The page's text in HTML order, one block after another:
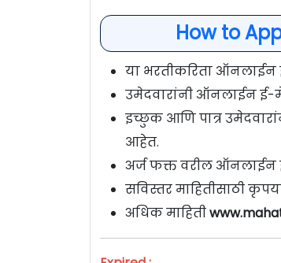
How to
या भरतीकरिता ऑनलाईन
उमेदवारांनी ऑनलाईन ई-
इच्छुक आणि पात्र
आहेत.
अर्ज फक्त वरील ऑनलाईन
सविस्तर माहितीसाठी
अधिक माहिती